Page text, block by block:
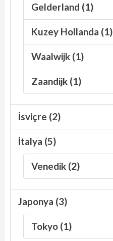
Gelderland (1)
Kuzey Hollanda (1)
Waalwijk (1)
Zaandijk (1)
İsviçre (2)
İtalya (5)
Venedik (2)
Japonya (3)
Tokyo (1)